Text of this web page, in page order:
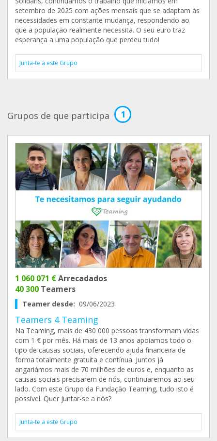
setembro de 2025 com ações mensais que se adaptam às
necessidades em constante mudança, respondendo ao
que a população realmente necessita. O seu euro traz
esperança a uma população que perdeu tudo!
Junta-te a este Grupo
Grupos de que participa 1
1 060 071 €Arrecadados
40 300 Teamers
Teamer desde: 09/06/2023
Teamers 4 Teaming
Na Teaming, mais de 430 000 pessoas transformam vidas
com 1 € por mês. Há mais de 13 anos apoiamos todo o
tipo de causas sociais, oferecendo ajuda financeira de
forma totalmente gratuita e contínua. Juntos já
angariámos mais de 70 milhões de euros e, enquanto as
causas sociais precisarem de nós, continuaremos ao seu
lado. Com este Grupo da Fundação Teaming, tudo isto é
possível. Quer juntar-se a nós?
Junta-te a este Grupo